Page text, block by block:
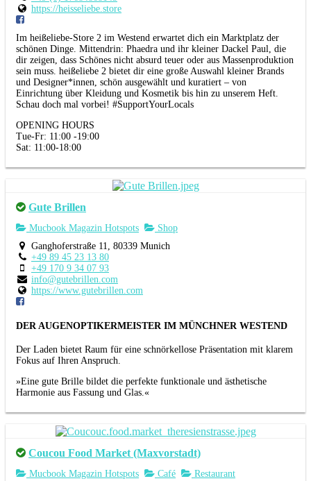
https://heisseliebe.store
Im heißeliebe-Store 2 im Westend erwartet dich ein Marktplatz der
schönen Dinge. Mittendrin: Phaedra und ihr kleiner Dackel Paul, die
dir zeigen, dass Schönes nicht absurd teuer oder aus Massenproduktion
sein muss. heißeliebe 2 bietet dir eine große Auswahl kleiner Brands
und Designer*innen, schön ausgewählt und kuratiert – von
Einrichtung über Kleidung und Kosmetik bis hin zu unserem Heft.
Schau doch mal vorbei! #SupportYourLocals
OPENING HOURS
Tue-Fr: 11:00 -19:00
Sat: 11:00-18:00
Gute Brillen
Mucbook Magazin Hotspots
Shop
Ganghoferstraße 11, 80339 Munich
+49 89 45 23 13 80
+49 170 9 34 07 93
info@gutebrillen.com
https://www.gutebrillen.com
DER AUGENOPTIKERMEISTER IM MÜNCHNER WESTEND
Der Laden bietet Raum für eine schnörkellose Präsentation mit klarem
Fokus auf Ihren Anspruch.
»Eine gute Brille bildet die perfekte funktionale und ästhetische
Harmonie aus Fassung und Glas.«
Coucou Food Market (Maxvorstadt)
Mucbook Magazin Hotspots Café
Restaurant